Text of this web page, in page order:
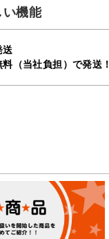
い機能
送
（当社負担）で発送！